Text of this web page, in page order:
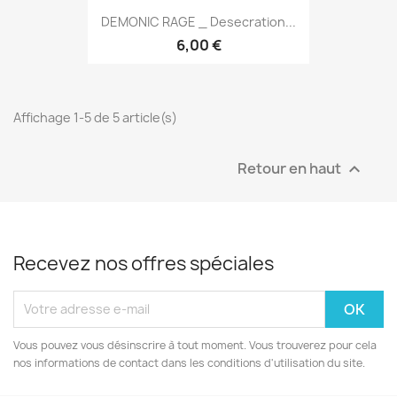
DEMONIC RAGE _ Desecration...
6,00 €
Affichage 1-5 de 5 article(s)
Retour en haut 
Recevez nos offres spéciales
Vous pouvez vous désinscrire à tout moment. Vous trouverez pour cela
nos informations de contact dans les conditions d'utilisation du site.